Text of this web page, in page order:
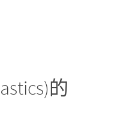
的